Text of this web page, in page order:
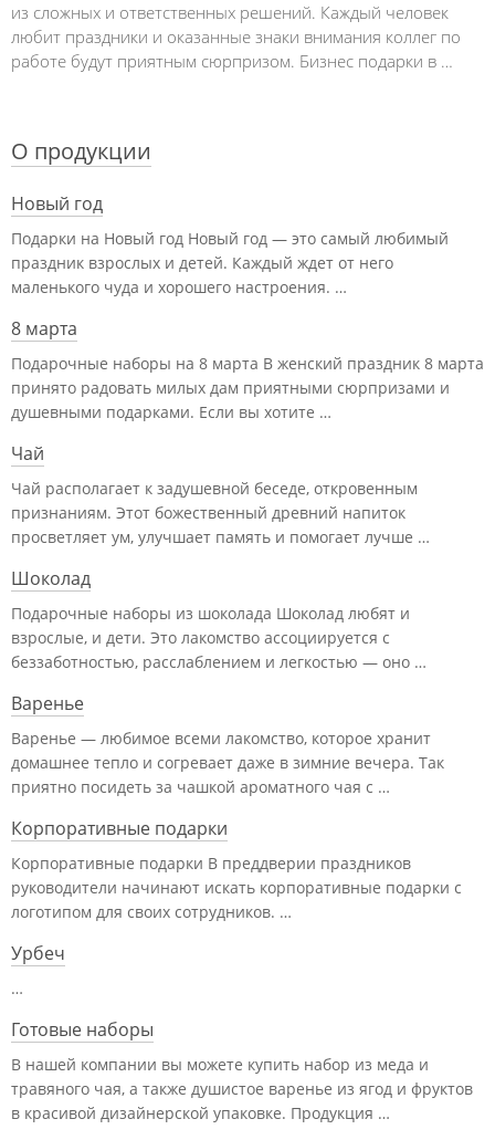
из сложных и ответственных решений. Каждый человек
любит праздники и оказанные знаки внимания коллег по
работе будут приятным сюрпризом. Бизнес подарки в …
О продукции
Новый год
Подарки на Новый год Новый год — это самый любимый
праздник взрослых и детей. Каждый ждет от него
маленького чуда и хорошего настроения. …
8 марта
Подарочные наборы на 8 марта В женский праздник 8 марта
принято радовать милых дам приятными сюрпризами и
душевными подарками. Если вы хотите …
Чай
Чай располагает к задушевной беседе, откровенным
признаниям. Этот божественный древний напиток
просветляет ум, улучшает память и помогает лучше …
Шоколад
Подарочные наборы из шоколада Шоколад любят и
взрослые, и дети. Это лакомство ассоциируется с
беззаботностью, расслаблением и легкостью — оно …
Варенье
Варенье — любимое всеми лакомство, которое хранит
домашнее тепло и согревает даже в зимние вечера. Так
приятно посидеть за чашкой ароматного чая с …
Корпоративные подарки
Корпоративные подарки В преддверии праздников
руководители начинают искать корпоративные подарки с
логотипом для своих сотрудников. …
Урбеч
…
Готовые наборы
В нашей компании вы можете купить набор из меда и
травяного чая, а также душистое варенье из ягод и фруктов
в красивой дизайнерской упаковке. Продукция …